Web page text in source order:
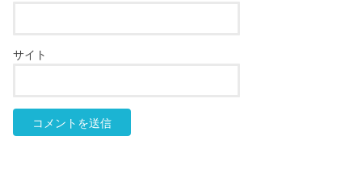
サイト